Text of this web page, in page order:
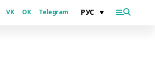
VK OK Telegram